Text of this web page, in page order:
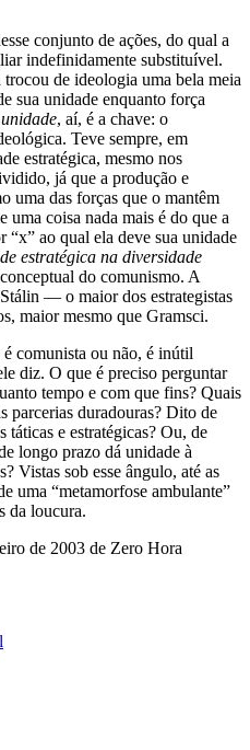
conjunto de ações, do qual a
indefinidamente substituível.
de ideologia uma bela meia
sua unidade enquanto força
unidade, aí, é a chave: o
Teve sempre, em
estratégica, mesmo nos
já que a produção e
uma das forças que o mantêm
coisa nada mais é do que a
“x” ao qual ela deve sua unidade
estratégica na diversidade
do comunismo. A
— o maior dos estrategistas
maior mesmo que Gramsci.
comunista ou não, é inútil
diz. O que é preciso perguntar
tempo e com que fins? Quais
parcerias duradouras? Dito de
táticas e estratégicas? Ou, de
longo prazo dá unidade à
Vistas sob esse ângulo, até as
uma “metamorfose ambulante”
da loucura.
de 2003 de Zero Hora